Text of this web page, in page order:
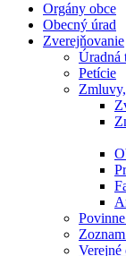
Orgány obce
Obecný úrad
Zverejňovanie
Úradná
Petície
Verejné